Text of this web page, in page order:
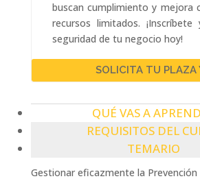
buscan cumplimiento y mejora
recursos limitados.
seguridad de tu negocio hoy!
SOLICITA TU PLAZA
QUÉ VAS A
REQUISITOS DEL
TEMARIO
Gestionar eficazmente la Prevención